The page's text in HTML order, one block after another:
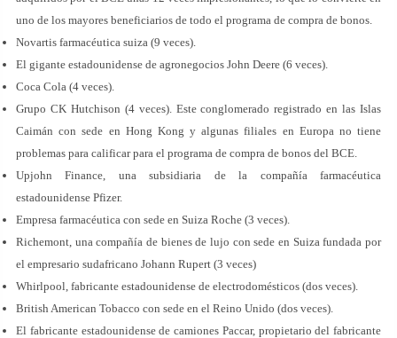
uno de los mayores beneficiarios de todo el programa de compra de bonos.
Novartis farmacéutica suiza (9 veces).
El gigante estadounidense de agronegocios John Deere (6 veces).
Coca Cola (4 veces).
Grupo CK Hutchison (4 veces). Este conglomerado registrado en las Islas
Caimán con sede en Hong Kong y algunas filiales en Europa no tiene
problemas para calificar para el programa de compra de bonos del BCE.
Upjohn Finance, una subsidiaria de la compañía farmacéutica
estadounidense Pfizer.
Empresa farmacéutica con sede en Suiza Roche (3 veces).
Richemont, una compañía de bienes de lujo con sede en Suiza fundada por
el empresario sudafricano Johann Rupert (3 veces)
Whirlpool, fabricante estadounidense de electrodomésticos (dos veces).
British American Tobacco con sede en el Reino Unido (dos veces).
El fabricante estadounidense de camiones Paccar, propietario del fabricante